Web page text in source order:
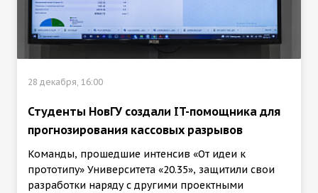
28 декабря, 16:00
Студенты НовГУ создали IT-помощника для
прогнозирования кассовых разрывов
Команды, прошедшие интенсив «От идеи к
прототипу» Университета «20.35», защитили свои
разработки наряду с другими проектными